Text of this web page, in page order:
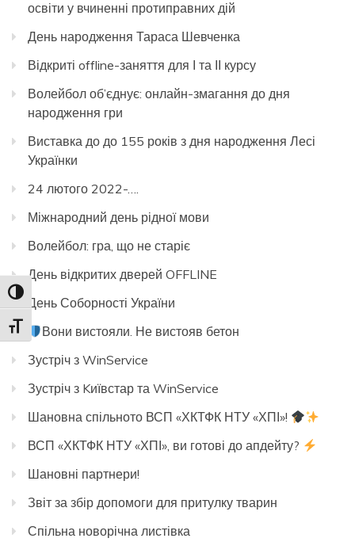
Toggle High Contrast
Toggle Font size
освіти у вчиненні протиправних дій
День народження Тараса Шевченка
Відкриті offline-заняття для І та ІІ курсу
Волейбол об’єднує: онлайн-змагання до дня
народження гри
Виставка до до 155 років з дня народження Лесі
Українки
24 лютого 2022-….
Міжнародний день рідної мови
Волейбол: гра, що не старіє
День відкритих дверей OFFLINE
День Соборності України
Вони вистояли. Не вистояв бетон
Зустріч з WinService
Зустріч з Kиївстар та WinService
Шановна спільното ВСП «ХКТФК НТУ «ХПІ»!
ВСП «ХКТФК НТУ «ХПІ», ви готові до апдейту?
Шановні партнери!
Звіт за збір допомоги для притулку тварин
Спільна новорічна листівка